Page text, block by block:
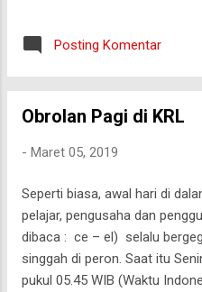
apakah ini
kasih atau
renyah sayup-
manjamu
menoleh
sekolah.
berulang kali
berbincang
Posting Komentar
Obrolan Pagi di KRL
- Maret 05, 2019
Seperti biasa, awal hari di
pelajar, pengusaha dan
dibaca : ce – el) selalu
singgah di peron. Saat itu
pukul 05.45 WIB (Waktu